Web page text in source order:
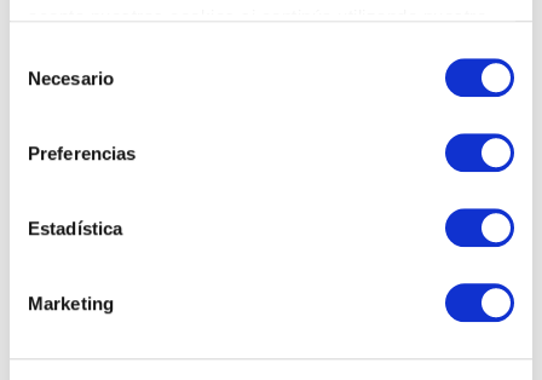
Necesario
Preferencias
Estadística
Marketing